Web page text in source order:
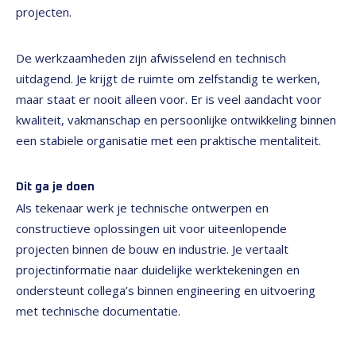
projecten.
De werkzaamheden zijn afwisselend en technisch
uitdagend. Je krijgt de ruimte om zelfstandig te werken,
maar staat er nooit alleen voor. Er is veel aandacht voor
kwaliteit, vakmanschap en persoonlijke ontwikkeling binnen
een stabiele organisatie met een praktische mentaliteit.
Dit ga je doen
Als tekenaar werk je technische ontwerpen en
constructieve oplossingen uit voor uiteenlopende
projecten binnen de bouw en industrie. Je vertaalt
projectinformatie naar duidelijke werktekeningen en
ondersteunt collega’s binnen engineering en uitvoering
met technische documentatie.